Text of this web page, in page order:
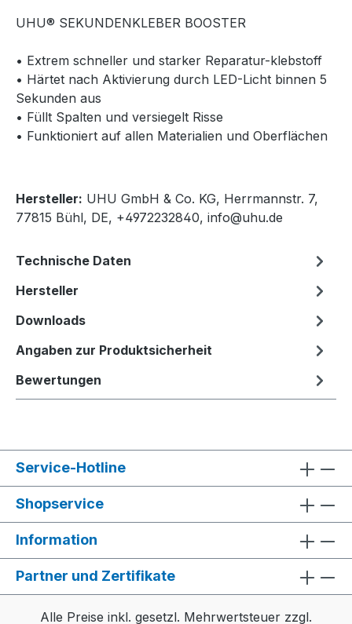
UHU® SEKUNDENKLEBER BOOSTER
• Extrem schneller und starker Reparatur-klebstoff
• Härtet nach Aktivierung durch LED-Licht binnen 5
Sekunden aus
• Füllt Spalten und versiegelt Risse
• Funktioniert auf allen Materialien und Oberflächen
Hersteller: UHU GmbH & Co. KG, Herrmannstr. 7,
77815 Bühl, DE, +4972232840, info@uhu.de
Technische Daten
Hersteller
Downloads
Angaben zur Produktsicherheit
Bewertungen
Service-Hotline
Shopservice
Information
Partner und Zertifikate
Alle Preise inkl. gesetzl. Mehrwertsteuer zzgl.